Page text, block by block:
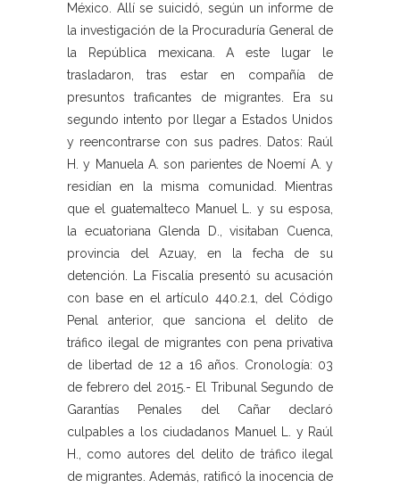
México. Allí se suicidó, según un informe de
la investigación de la Procuraduría General de
la República mexicana. A este lugar le
trasladaron, tras estar en compañía de
presuntos traficantes de migrantes. Era su
segundo intento por llegar a Estados Unidos
y reencontrarse con sus padres. Datos: Raúl
H. y Manuela A. son parientes de Noemí A. y
residían en la misma comunidad. Mientras
que el guatemalteco Manuel L. y su esposa,
la ecuatoriana Glenda D., visitaban Cuenca,
provincia del Azuay, en la fecha de su
detención. La Fiscalía presentó su acusación
con base en el artículo 440.2.1, del Código
Penal anterior, que sanciona el delito de
tráfico ilegal de migrantes con pena privativa
de libertad de 12 a 16 años. Cronología: 03
de febrero del 2015.- El Tribunal Segundo de
Garantías Penales del Cañar declaró
culpables a los ciudadanos Manuel L. y Raúl
H., como autores del delito de tráfico ilegal
de migrantes. Además, ratificó la inocencia de